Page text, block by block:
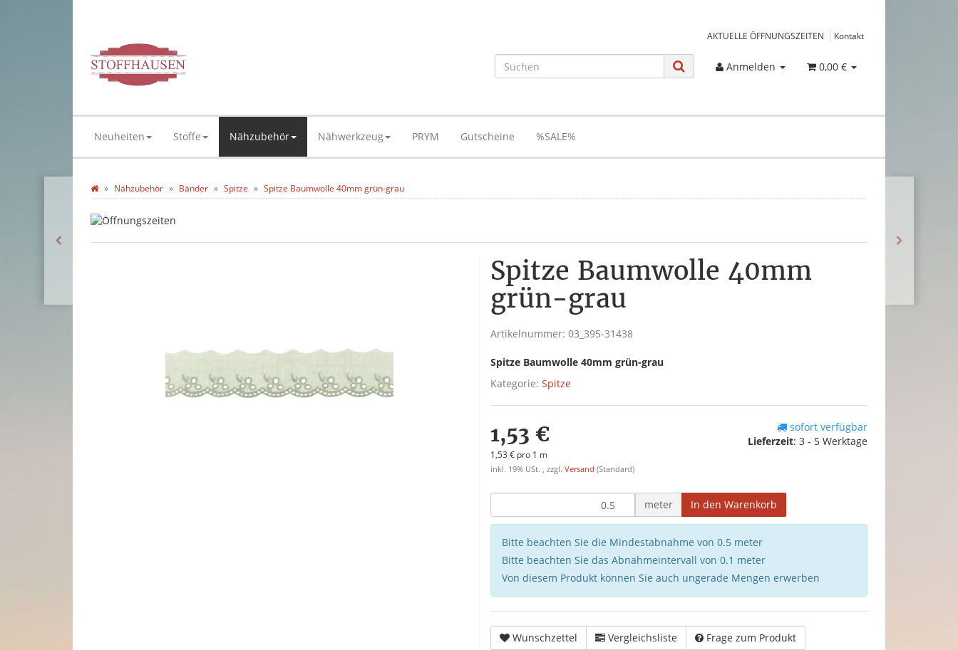
AKTUELLE ÖFFNUNGSZEITEN Kontakt
Anmelden 0,00 €
Neuheiten Stoffe Nähzubehör Nähwerkzeug PRYM Gutscheine %SALE%
Nähzubehör Bänder Spitze Spitze Baumwolle 40mm grün-grau
Spitze Baumwolle 40mm
grün-grau
Artikelnummer: 03_395-31438
Spitze Baumwolle 40mm grün-grau
Kategorie: Spitze
1,53 €
1,53 € pro 1 m
inkl. 19% USt. , zzgl. Versand (Standard)
sofort verfügbar
Lieferzeit: 3 - 5 Werktage
meter In den Warenkorb
Bitte beachten Sie die Mindestabnahme von 0.5 meter
Bitte beachten Sie das Abnahmeintervall von 0.1 meter
Von diesem Produkt können Sie auch ungerade Mengen erwerben
Wunschzettel Vergleichsliste Frage zum Produkt